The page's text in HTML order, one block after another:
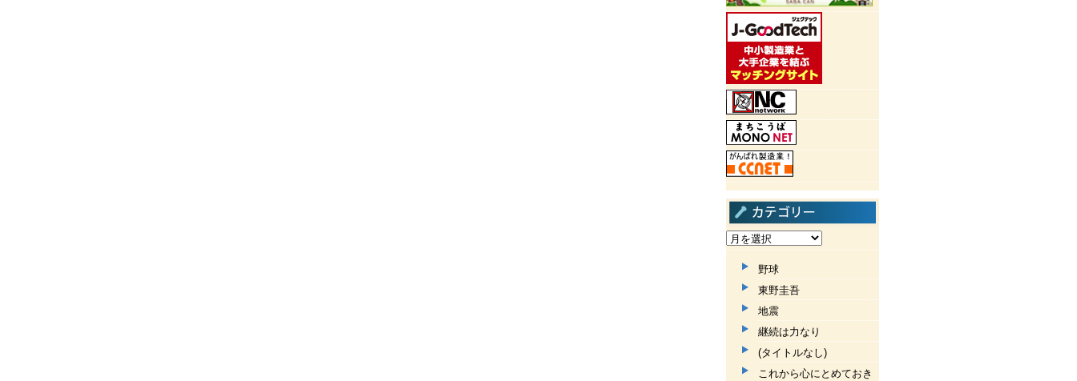
野球
東野圭吾
地震
継続は力なり
(タイトルなし)
これから心にとめておき